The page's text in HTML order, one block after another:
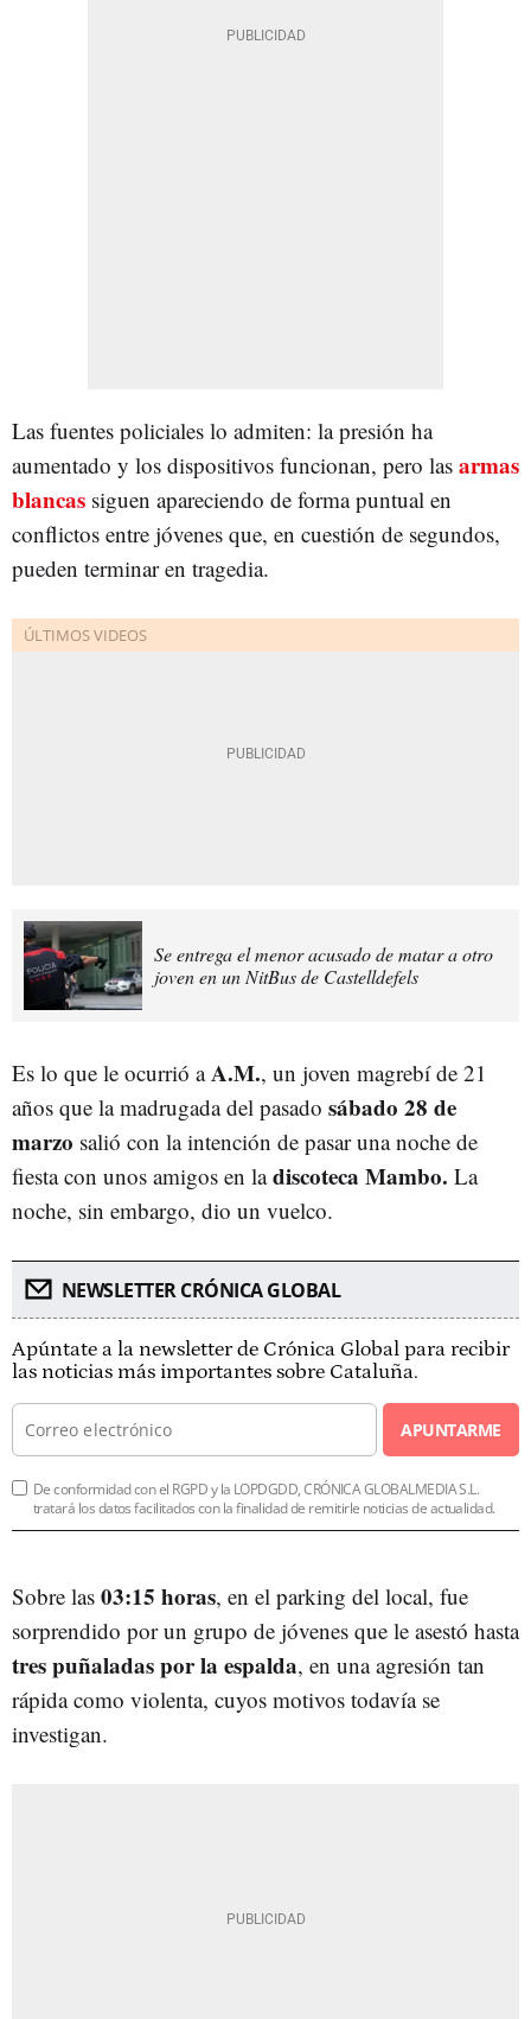
Las fuentes policiales lo admiten: la presión ha
aumentado y los dispositivos funcionan, pero las armas
blancas siguen apareciendo de forma puntual en
conflictos entre jóvenes que, en cuestión de segundos,
pueden terminar en tragedia.
Se entrega el menor acusado de matar a otro
joven en un NitBus de Castelldefels
Es lo que le ocurrió aA.M., un joven magrebí de 21
años que la madrugada del pasado sábado 28 de
marzo salió con la intención de pasar una noche de
fiesta con unos amigos en ladiscoteca Mambo. La
noche, sin embargo, dio un vuelco.
NEWSLETTER CRÓNICA GLOBAL
Apúntate a la newsletter de Crónica Global para recibir
las noticias más importantes sobre Cataluña.
APUNTARME
De conformidad con el RGPD y la LOPDGDD, CRÓNICA GLOBALMEDIA S.L.
tratará los datos facilitados con la finalidad de remitirle noticias de actualidad.
Sobre las 03:15 horas, en el parking del local, fue
sorprendido por un grupo de jóvenes que le asestó hasta
tres puñaladas por la espalda, en una agresión tan
rápida como violenta, cuyos motivos todavía se
investigan.